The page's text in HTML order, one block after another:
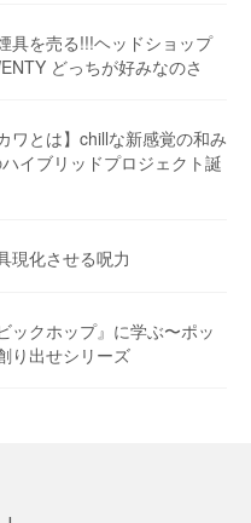
具を売る!!!ヘッドショップ
どっちが好みなのさ
ワとは】chillな新感覚の和み
イブリッドプロジェクト誕
現化させる呪力
ックホップ』に学ぶ〜ポッ
り出せシリーズ